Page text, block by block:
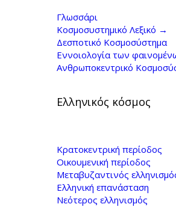
Γλωσσάρι
Κοσμοσυστημικό Λεξικό →
Δεσποτικό Κοσμοσύστημα
Εννοιολογία των
Ανθρωποκεντρικό
Ελληνικός κόσμος
Κρατοκεντρική περίοδος
Οικουμενική περίοδος
Μεταβυζαντινός
Ελληνική επανάσταση
Νεότερος ελληνισμός
«Ελληνισμός
ελλαδικό
Δύο
αντιμαχίας,